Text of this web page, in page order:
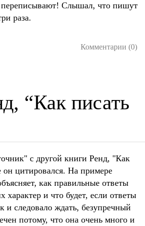
переписывают! Слышал, что пишут
раза.
Комментарии (0)
“Как писать
с другой книги Ренд, "Как
он цитировался. На примере
как правильные ответы
характер и что будет, если ответы
и следовало ждать, безупречный
потому, что она очень много и